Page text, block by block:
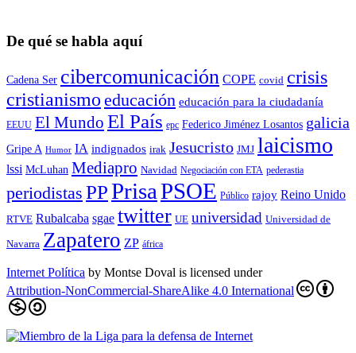
De qué se habla aquí
Cadena Ser cibercomunicación COPE covid crisis
cristianismo educación educación para la ciudadaní­a
EEUU El Mundo El País epc Federico Jiménez Losantos galicia
Gripe A Humor IA indignados irak Jesucristo JMJ laicismo
lssi McLuhan Mediapro Navidad Negociación con ETA pederastia
periodistas PPPrisaPSOE Público rajoy Reino Unido
RTVE Rubalcaba sgae twitter UE universidad Universidad de
Navarra Zapatero ZP áfrica
Internet Política by Montse Doval is licensed under
Attribution-NonCommercial-ShareAlike 4.0 International